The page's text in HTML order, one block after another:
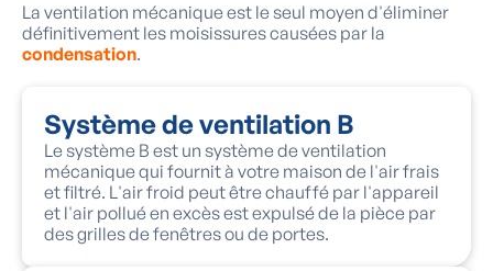
La ventilation mécanique est le seul moyen d'éliminer
définitivement les moisissures causées par la
condensation.
Système de ventilation B
Le système B est un système de ventilation
mécanique qui fournit à votre maison de l'air frais
et filtré. L'air froid peut être chauffé par l'appareil
et l'air pollué en excès est expulsé de la pièce par
des grilles de fenêtres ou de portes.